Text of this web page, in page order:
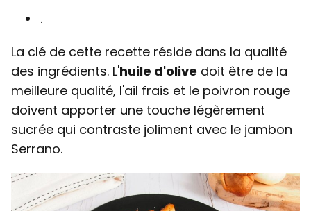
.
La clé de cette recette réside dans la qualité
des ingrédients. L'huile d'olive doit être de la
meilleure qualité, l'ail frais et le poivron rouge
doivent apporter une touche légèrement
sucrée qui contraste joliment avec le jambon
Serrano.